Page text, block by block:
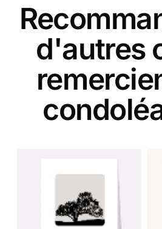
d'autres